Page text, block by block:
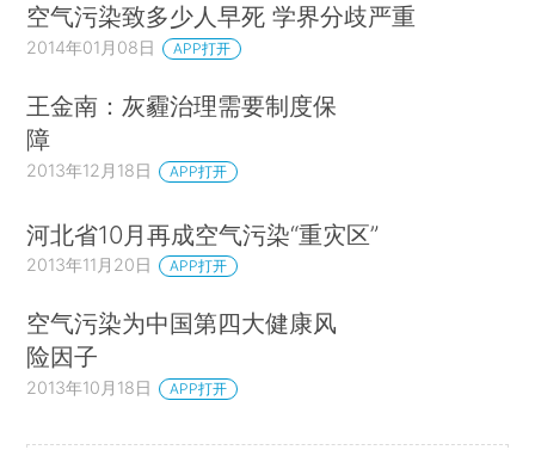
空气污染致多少人早死 学界分歧严重
2014年01月08日 APP打开
王金南：灰霾治理需要制度保
障
2013年12月18日 APP打开
河北省10月再成空气污染“重灾区”
2013年11月20日 APP打开
空气污染为中国第四大健康风
险因子
2013年10月18日 APP打开